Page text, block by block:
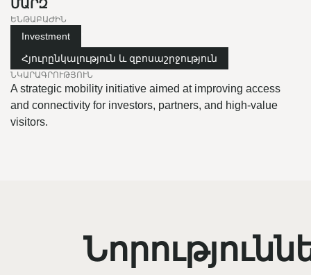
ՄԱՐԶ
ԵՆԹԱԲԱԺԻՆ
Investment
Հյուրընկալություն և զբոսաշրջություն
ՆԿԱՐԱԳՐՈՒԹՅՈՒՆ
A strategic mobility initiative aimed at improving access
and connectivity for investors, partners, and high-value
visitors.